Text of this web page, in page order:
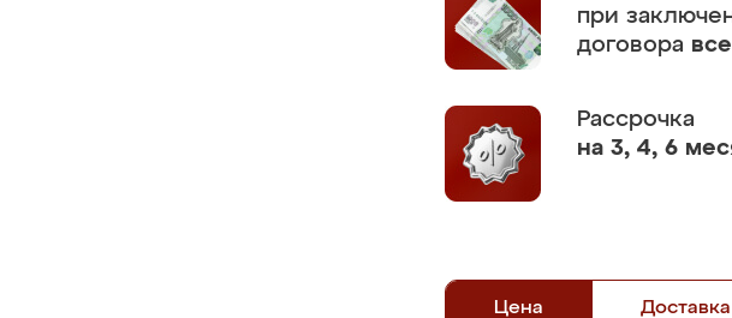
при
договора
Рассрочка
на 3, 4, 6
Цена Доставка